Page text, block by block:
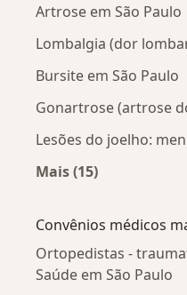
Artrose em São Paulo
Lombalgia (dor
Bursite em São Paulo
Gonartrose (artrose
Lesões do joelho:
Mais (15)
Convênios médicos
Ortopedistas -
Saúde em São Paulo